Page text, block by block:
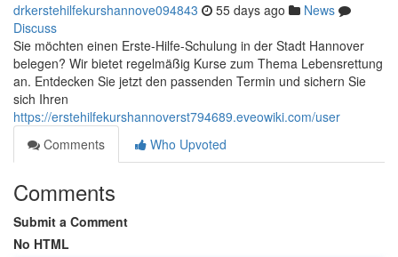
drkerstehilfekurshannove094843 55 days ago
News
Discuss
Sie möchten einen Erste-Hilfe-Schulung in der Stadt Hannover
belegen? Wir bietet regelmäßig Kurse zum Thema Lebensrettung
an. Entdecken Sie jetzt den passenden Termin und sichern Sie
sich Ihren
https://erstehilfekurshannoverst794689.eveowiki.com/user
Comments
Who Upvoted
Comments
Submit a Comment
No HTML